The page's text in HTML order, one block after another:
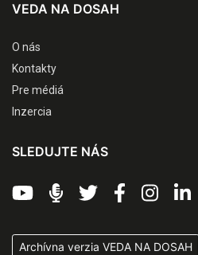
VEDA NA DOSAH
O nás
Kontakty
Pre médiá
Inzercia
SLEDUJTE NÁS
Archívna verzia VEDA NA DOSAH